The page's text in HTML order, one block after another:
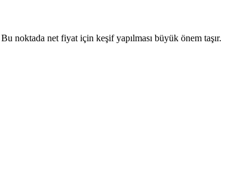
noktada net fiyat için keşif yapılması büyük önem taşır.